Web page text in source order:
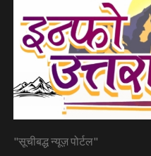
"सूचीबद्ध न्यूज़ पोर्टल"